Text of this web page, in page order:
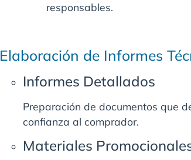
responsables.
Elaboración de Informes
Informes Detallados
Preparación de documentos que
confianza al comprador.
Materiales